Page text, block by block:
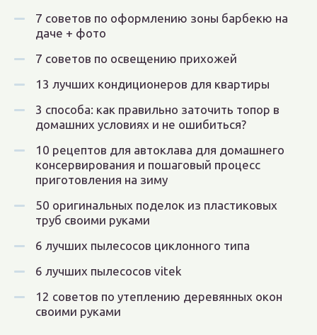
7 советов по оформлению зоны барбекю на
даче + фото
7 советов по освещению прихожей
13 лучших кондиционеров для квартиры
3 способа: как правильно заточить топор в
домашних условиях и не ошибиться?
10 рецептов для автоклава для домашнего
консервирования и пошаговый процесс
приготовления на зиму
50 оригинальных поделок из пластиковых
труб своими руками
6 лучших пылесосов циклонного типа
6 лучших пылесосов vitek
12 советов по утеплению деревянных окон
своими руками